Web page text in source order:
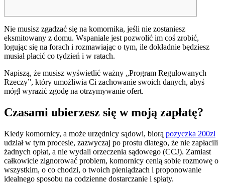
Nie musisz zgadzać się na komornika, jeśli nie zostaniesz
eksmitowany z domu. Wspaniale jest pozwolić im coś zrobić,
logując się na forach i rozmawiając o tym, ile dokładnie będziesz
musiał płacić co tydzień i w ratach.
Napiszą, że musisz wyświetlić ważny „Program Regulowanych
Rzeczy”, który umożliwia Ci zachowanie swoich danych, abyś
mógł wyrazić zgodę na otrzymywanie ofert.
Czasami ubierzesz się w moją zapłatę?
Kiedy komornicy, a może urzędnicy sądowi, biorą pozyczka 200zl
udział w tym procesie, zazwyczaj po prostu dlatego, że nie zapłacili
żadnych opłat, a nie wydali orzeczenia sądowego (CCJ). Zamiast
całkowicie zignorować problem, komornicy cenią sobie rozmowę o
wszystkim, o co chodzi, o twoich pieniądzach i proponowanie
idealnego sposobu na codzienne dostarczanie i spłaty.